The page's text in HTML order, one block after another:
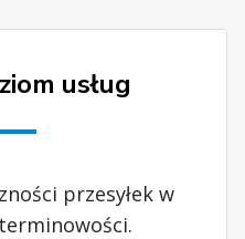
usług
przesyłek w